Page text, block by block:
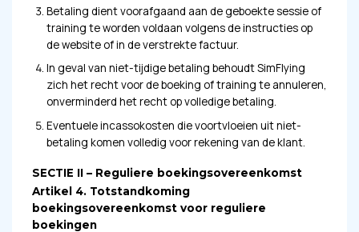
Betaling dient voorafgaand aan de geboekte sessie of
training te worden voldaan volgens de instructies op
de website of in de verstrekte factuur.
In geval van niet-tijdige betaling behoudt SimFlying
zich het recht voor de boeking of training te annuleren,
onverminderd het recht op volledige betaling.
Eventuele incassokosten die voortvloeien uit niet-
betaling komen volledig voor rekening van de klant.
SECTIE II – Reguliere boekingsovereenkomst
Artikel 4. Totstandkoming
boekingsovereenkomst voor reguliere
boekingen